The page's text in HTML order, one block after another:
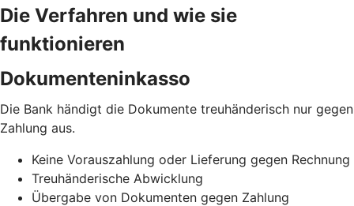
Die Verfahren und wie sie
funktionieren
Dokumenteninkasso
Die Bank händigt die Dokumente treuhänderisch nur gegen
Zahlung aus.
Keine Vorauszahlung oder Lieferung gegen Rechnung
Treuhänderische Abwicklung
Übergabe von Dokumenten gegen Zahlung